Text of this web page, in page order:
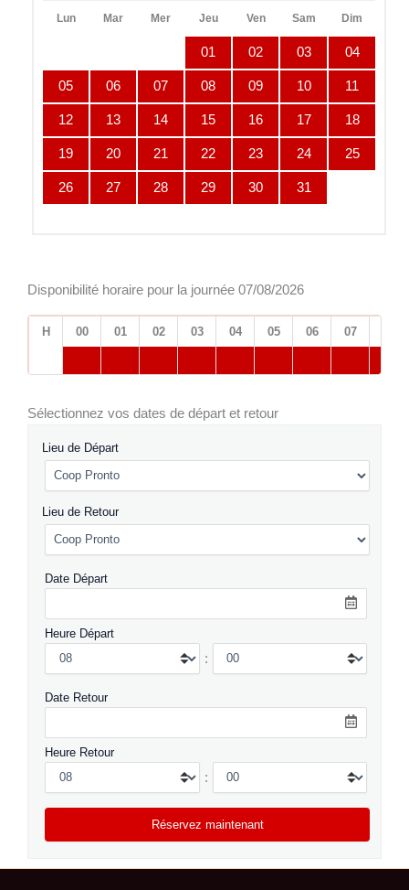
Lun Mar Mer Jeu Ven Sam Dim
01 02 03 04
05 06 07 08 09 10 11
12 13 14 15 16 17 18
19 20 21 22 23 24 25
26 27 28 29 30 31
Disponibilité horaire pour la journée 07/08/2026
H 00 01 02 03 04 05 06 07
Sélectionnez vos dates de départ et retour
Lieu de Départ
Lieu de Retour
Date Départ
Heure Départ
:
Date Retour
Heure Retour
: